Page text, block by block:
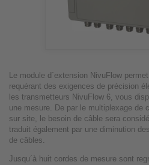
Le module d´extension NivuFlow
requérant des exigences de précision
les transmetteurs NivuFlow 6, vous
une mesure. De par le multiplexage de
sur site, le besoin de câble sera
traduit également par une diminution
de câbles.
Jusqu´à huit cordes de mesure sont